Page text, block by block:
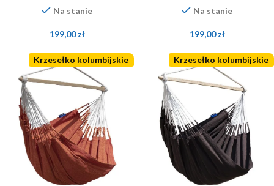
Na stanie
199,00zł
Na stanie
199,00zł
Krzesełko kolumbijskie Krzesełko kolumbijskie